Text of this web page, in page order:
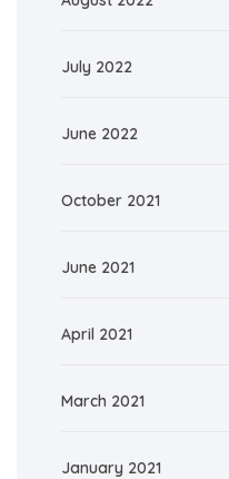
July 2022
June 2022
October 2021
June 2021
April 2021
March 2021
January 2021